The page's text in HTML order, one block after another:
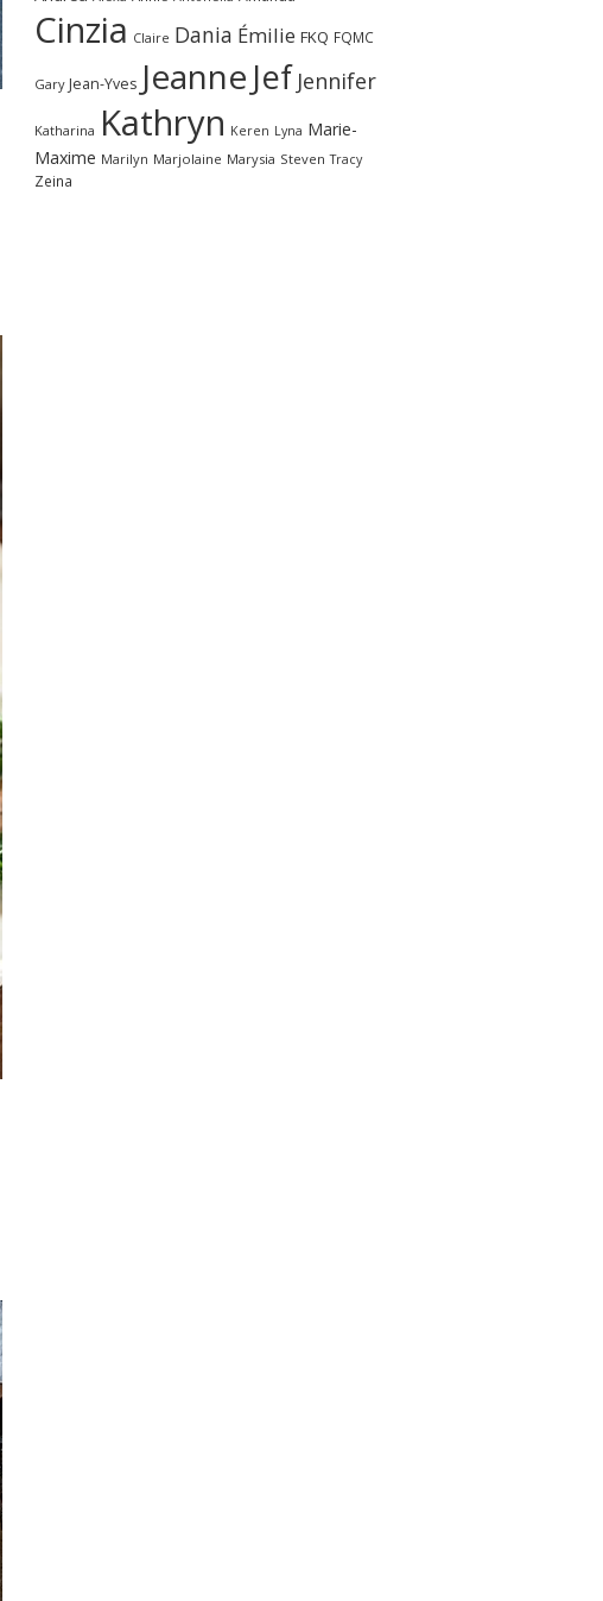
Cinzia Claire Dania Émilie FKQ FQMC
Gary Jean-Yves Jeanne Jef Jennifer
Katharina Kathryn Keren Lyna Marie-
Maxime Marilyn Marjolaine Marysia Steven Tracy
Zeina